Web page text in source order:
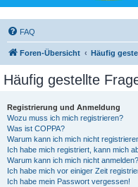
FAQ
Foren-Übersicht Häufig
Häufig gestellte
Registrierung und Anmeldung
Wozu muss ich mich registrieren?
Was ist COPPA?
Warum kann ich mich nicht
Ich habe mich registriert, kann mich
Warum kann ich mich nicht anmelden?
Ich habe mich vor einiger Zeit
Ich habe mein Passwort vergessen!